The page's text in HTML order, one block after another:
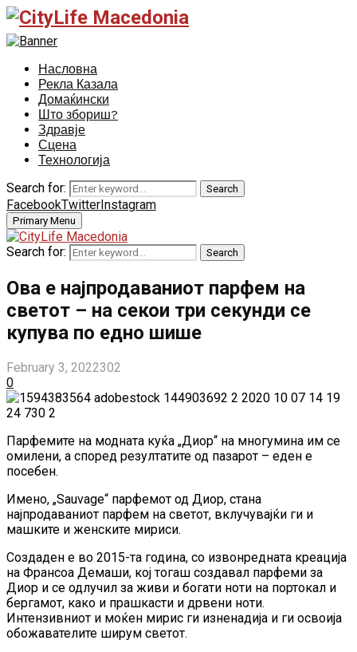
Насловна
Рекла Казала
Домаќински
Што збориш?
Здравје
Сцена
Технологија
Search for:
Search
FacebookTwitterInstagram
Primary Menu
Search for: Search
Ова е најпродаваниот парфем на
светот – на секои три секунди се
купува по едно шише
February 3, 2022302
0
Парфемите на модната куќа „Диор“ на многумина им се
омилени, а според резултатите од пазарот – еден е
посебен.
Имено, „Sauvage“ парфемот од Диор, стана
најпродаваниот парфем на светот, вклучувајќи ги и
машките и женските мириси.
Создаден е во 2015-та година, со извонредната креација
на Франсоа Демаши, кој тогаш создавал парфеми за
Диор и се одлучил за живи и богати ноти на портокал и
бергамот, како и прашкасти и дрвени ноти.
Интензивниот и моќен мирис ги изненадија и ги освоија
обожавателите ширум светот.